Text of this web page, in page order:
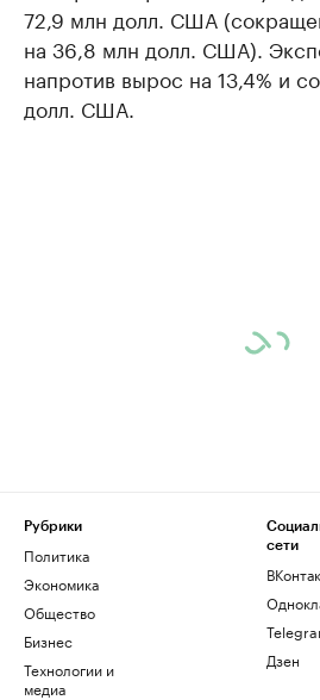
72,9 млн долл. США
на 36,8 млн долл. США).
напротив вырос на 13,4% и
долл. США.
Рубрики
Политика
Экономика
Общество
Бизнес
Технологии и
медиа
сети
Дзен